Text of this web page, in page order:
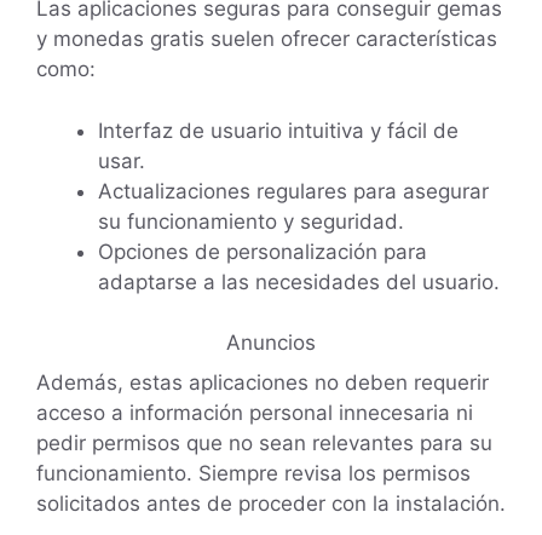
Las aplicaciones seguras para conseguir gemas
y monedas gratis suelen ofrecer características
como:
Interfaz de usuario intuitiva y fácil de
usar.
Actualizaciones regulares para asegurar
su funcionamiento y seguridad.
Opciones de personalización para
adaptarse a las necesidades del usuario.
Anuncios
Además, estas aplicaciones no deben requerir
acceso a información personal innecesaria ni
pedir permisos que no sean relevantes para su
funcionamiento. Siempre revisa los permisos
solicitados antes de proceder con la instalación.